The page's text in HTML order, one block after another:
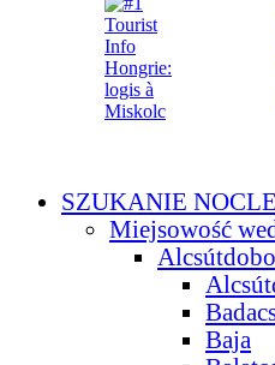
SZUKANIE
Miejsowość
Baja